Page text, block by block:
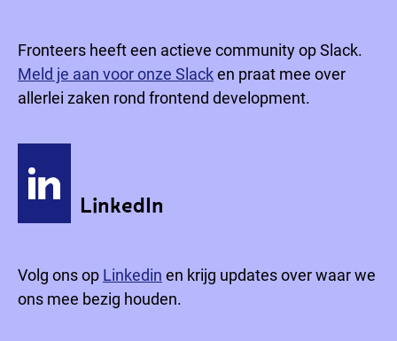
Fronteers heeft een actieve community op Slack.
Meld je aan voor onze Slacken praat mee over
allerlei zaken rond frontend development.
LinkedIn
Volg ons op Linkedin en krijg updates over waar we
ons mee bezig houden.